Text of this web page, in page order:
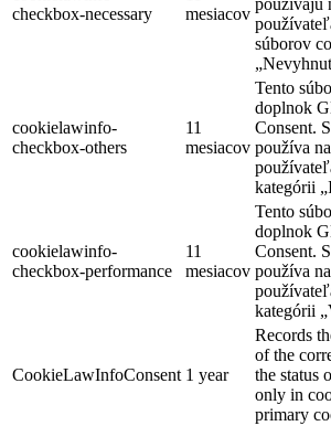
checkbox-necessary
mesiacov
používajú
súborov
cookielawinfo-
checkbox-others
11
mesiacov
Tento
doplnok
Consent.
používa
kategórii
cookielawinfo-
checkbox-performance
11
mesiacov
Tento
doplnok
Consent.
používa
kategórii
CookieLawInfoConsent 1 year
Records
of the
the status
only in
primary